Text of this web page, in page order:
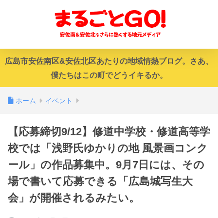
広島市安佐南区&安佐北区あたりの地域情熱ブログ。さあ、
僕たちはこの町でどうイキるか。
ホーム イベント
【応募締切9/12】修道中学校・修道高等学
校では「浅野氏ゆかりの地 風景画コンク
ール」の作品募集中。9月7日には、その
場で書いて応募できる「広島城写生大
会」が開催されるみたい。